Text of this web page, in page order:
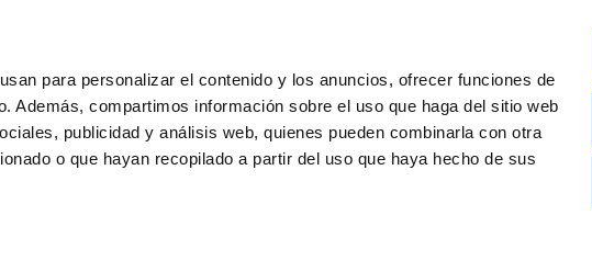
para personalizar el contenido y los anuncios, ofrecer funciones de
Además, compartimos información sobre el uso que haga del sitio web
publicidad y análisis web, quienes pueden combinarla con otra
o que hayan recopilado a partir del uso que haya hecho de sus